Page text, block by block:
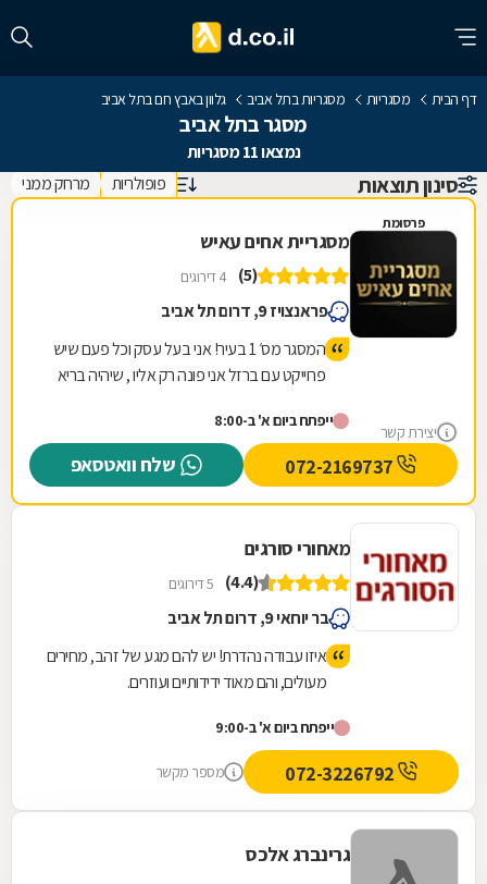
דף הבית מסגריות מסגריות בתל אביב גלוון באבץ חם בתל אביב
מסגר בתל אביב
נמצאו 11 מסגריות
סינון תוצאות פופולריות מרחק ממני
פרסומת
יצירת קשר
מסגריית אחים עאיש
(5) 4 דירוגים
פראנצויז 9, דרום תל אביב
המסגר מס׳ 1 בעיר! אני בעל עסק וכל פעם שיש
פרוייקט עם ברזל אני פונה רק אליו , שיהיה בריא
שלוקחת לאחרים הרבה זמן אצלו קיבלתי
במהירות והכל במחיר טוב ששווה לעבודה
שנעשית תודה ובהצלחה חבר
ייפתח ביום א' ב-8:00
שלח וואטסאפ
מאחורי סורגים
(4.4) 5 דירוגים
בר יוחאי 9, דרום תל אביב
איזו עבודה נהדרת! יש להם מגע של זהב, מחירים
מעולים, והם מאוד ידידותיים ועוזרים.
ייפתח ביום א' ב-9:00
מספר מקשר
גרינברג אלכס